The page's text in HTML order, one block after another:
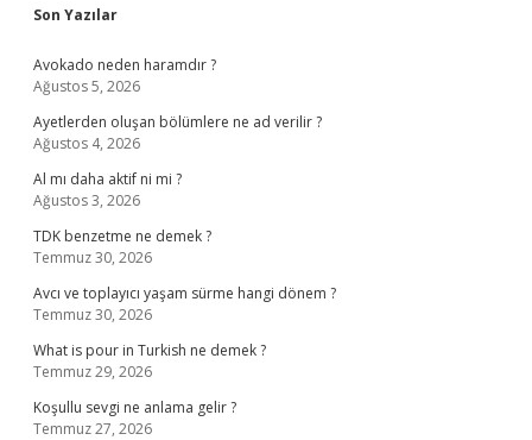
Sidebar
Son Yazılar
Avokado neden haramdır ?
Ağustos 5, 2026
Ayetlerden oluşan bölümlere ne ad verilir ?
Ağustos 4, 2026
Al mı daha aktif ni mi ?
Ağustos 3, 2026
TDK benzetme ne demek ?
Temmuz 30, 2026
Avcı ve toplayıcı yaşam sürme hangi dönem ?
Temmuz 30, 2026
What is pour in Turkish ne demek ?
Temmuz 29, 2026
Koşullu sevgi ne anlama gelir ?
Temmuz 27, 2026